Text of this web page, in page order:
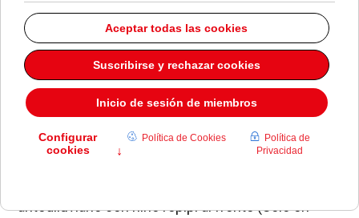
Ni son demasiadas ni destacan por su calidad las
películas programadas para "Pozuelo en Navidad".
De hecho, si algo flojea en la programación prevista
para estas fechas es la oferta de cine, que apuesta
por títulos, además, muy comerciales.
antediluviano con niño repipi al frente (Solo en